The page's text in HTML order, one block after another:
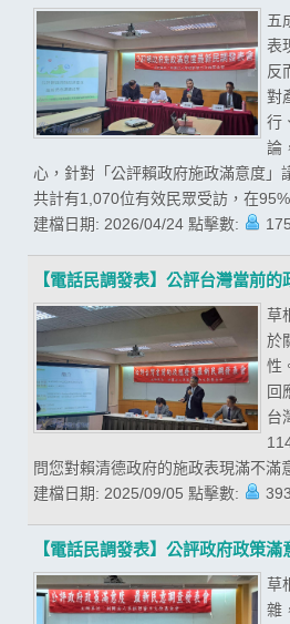
五
表
反
對
行
論
心，針對「公評賴政府施政滿意度
共計有1,070位有效民眾受訪，在
建檔日期: 2026/04/24 點擊數:
【電話民調發表】公評台灣當前
草
於
性
回
台
問您對賴清德政府的施政表現滿不滿
建檔日期: 2025/09/05 點擊數:
【電話民調發表】公評政府政策
草
雜